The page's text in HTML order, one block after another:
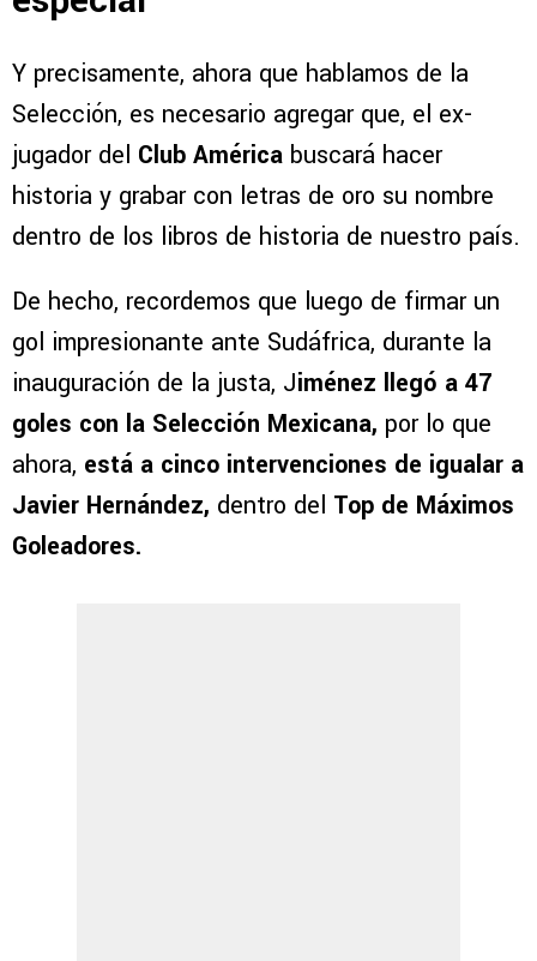
Y precisamente, ahora que hablamos de la
Selección, es necesario agregar que, el ex-
jugador del Club América buscará hacer
historia y grabar con letras de oro su nombre
dentro de los libros de historia de nuestro país.
De hecho, recordemos que luego de firmar un
gol impresionante ante Sudáfrica, durante la
inauguración de la justa, Jiménez llegó a 47
goles con la Selección Mexicana, por lo que
ahora, está a cinco intervenciones de igualar a
Javier Hernández, dentro del Top de Máximos
Goleadores.